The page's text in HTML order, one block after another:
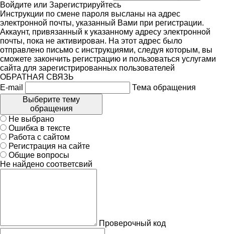
Войдите или Зарегистрируйтесь
Инструкции по смене пароля высланы на адрес
электронной почты, указанный Вами при регистрации.
Аккаунт, привязанный к указанному адресу электронной
почты, пока не активирован. На этот адрес было
отправлено письмо с инструкциями, следуя которым, вы
сможете закончить регистрацию и пользоваться услугами
сайта для зарегистрированных пользователей
ОБРАТНАЯ СВЯЗЬ
E-mail
Тема обращения
Выберите тему
обращения
Не выбрано
Ошибка в тексте
Работа с сайтом
Регистрация на сайте
Общие вопросы
Не найдено соответсвий
Проверочный код